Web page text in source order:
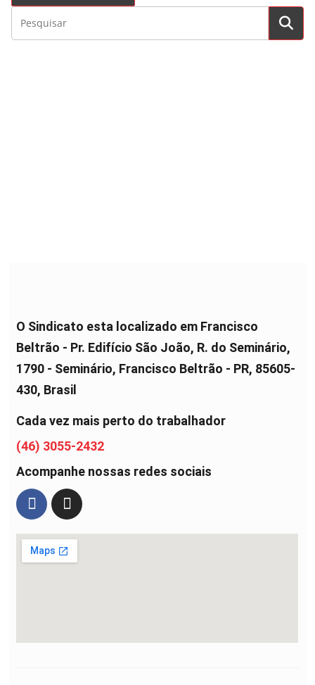
O Sindicato esta localizado em Francisco
Beltrão - Pr. Edifício São João, R. do Seminário,
1790 - Seminário, Francisco Beltrão - PR, 85605-
430, Brasil
Cada vez mais perto do trabalhador
(46) 3055-2432
Acompanhe nossas redes sociais